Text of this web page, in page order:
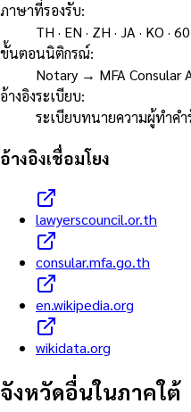
ภาษาที่รองรับ:
TH · EN · ZH · JA · KO ·
ขั้นตอนนิติกรณ์:
Notary → MFA Consular
อ้างอิงระเบียบ:
ระเบียบทนายความผู้ทำค
อ้างอิงเชื่อมโยง
lawyerscouncil.or.th
consular.mfa.go.th
en.wikipedia.org
wikidata.org
จังหวัดอื่นในภาคใต้